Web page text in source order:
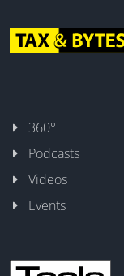
360°
Podcasts
Videos
Events